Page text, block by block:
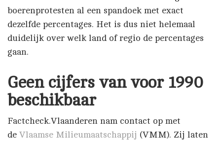
boerenprotesten al een spandoek met exact
dezelfde percentages. Het is dus niet helemaal
duidelijk over welk land of regio de percentages
gaan.
Geen cijfers van voor 1990
beschikbaar
Factcheck.Vlaanderen nam contact op met
de Vlaamse Milieumaatschappij (VMM). Zij laten